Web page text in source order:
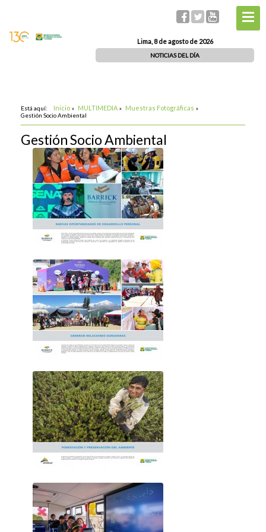
Lima, 8 de agosto de 2026
NOTICIAS DEL DÍA
Está aquí: Inicio » MULTIMEDIA » Muestras Fotográficas »
Gestión Socio Ambiental
Gestión Socio Ambiental